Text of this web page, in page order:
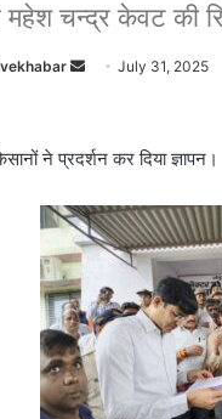
महेश चन्द्र केवट की
SendJuly 31, 2025
ने प्रदर्शन कर दिया ज्ञापन।